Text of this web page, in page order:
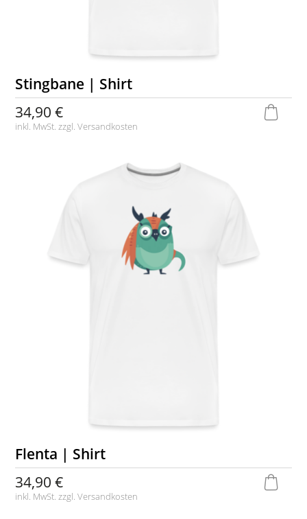
Stingbane | Shirt
34,90 €
inkl. MwSt. zzgl.Versandkosten
Flenta | Shirt
34,90 €
inkl. MwSt. zzgl.Versandkosten